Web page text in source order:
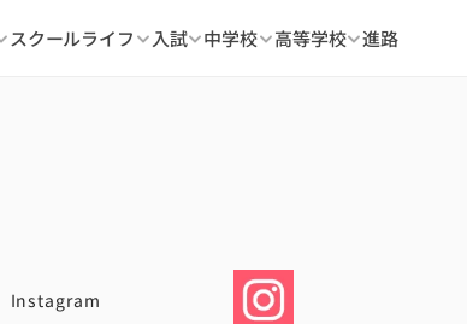
スクールライフ 入試 中学校 高等学校 進路
Instagram